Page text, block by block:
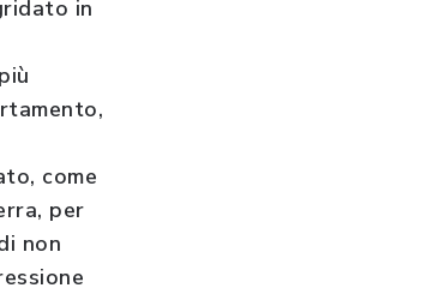
in
come
per
non